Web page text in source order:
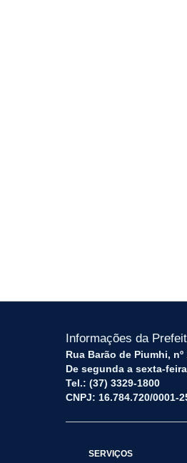
Informações da
Rua Barão de Piumhi,
De segunda a sexta-
Tel.: (37) 3329-1800
CNPJ: 16.784.720/0001-
SERVIÇOS